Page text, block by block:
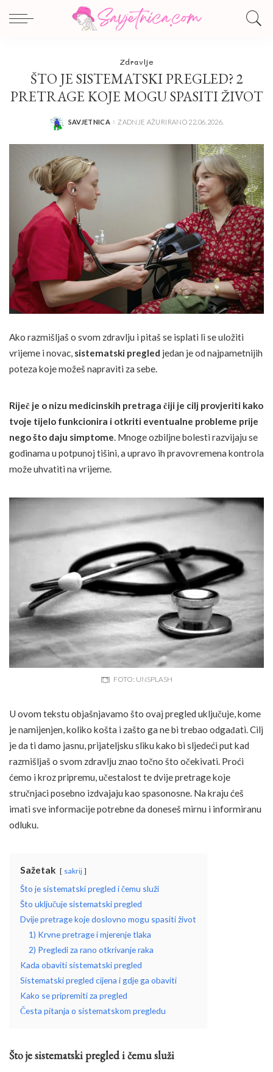
Zdravlje
ŠTO JE SISTEMATSKI PREGLED? 2
PRETRAGE KOJE MOGU SPASITI ŽIVOT
POSTED
SAVJETNICA ZADNJE AŽURIRANO 22.06.2026.
Ako razmišljaš o svom zdravlju i pitaš se isplati li se uložiti
vrijeme i novac, sistematski pregled jedan je od najpametnijih
poteza koje možeš napraviti za sebe.
Riječ je o nizu medicinskih pretraga čiji je cilj provjeriti kako
tvoje tijelo funkcionira i otkriti eventualne probleme prije
nego što daju simptome. Mnoge ozbiljne bolesti razvijaju se
godinama u potpunoj tišini, a upravo ih pravovremena kontrola
može uhvatiti na vrijeme.
FOTO: UNSPLASH
U ovom tekstu objašnjavamo što ovaj pregled uključuje, kome
je namijenjen, koliko košta i zašto ga ne bi trebao odgađati. Cilj
je da ti damo jasnu, prijateljsku sliku kako bi sljedeći put kad
razmišljaš o svom zdravlju znao točno što očekivati. Proći
ćemo i kroz pripremu, učestalost te dvije pretrage koje
stručnjaci posebno izdvajaju kao spasonosne. Na kraju ćeš
imati sve informacije potrebne da doneseš mirnu i informiranu
odluku.
Sažetak sakrij
Što je sistematski pregled i čemu služi
Što uključuje sistematski pregled
Dvije pretrage koje doslovno mogu spasiti život
1) Krvne pretrage i mjerenje tlaka
2) Pregledi za rano otkrivanje raka
Kada obaviti sistematski pregled
Sistematski pregled cijena i gdje ga obaviti
Kako se pripremiti za pregled
Česta pitanja o sistematskom pregledu
Što je sistematski pregled i čemu služi